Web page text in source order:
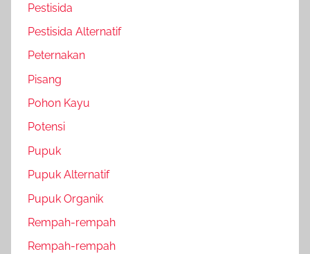
Pestisida
Pestisida Alternatif
Peternakan
Pisang
Pohon Kayu
Potensi
Pupuk
Pupuk Alternatif
Pupuk Organik
Rempah-rempah
Rempah-rempah